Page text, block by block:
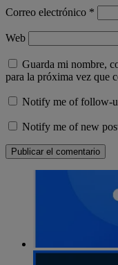
Correo electrónico *
Web
Guarda mi nombre,
para la próxima vez que
Notify me of follow-
Notify me of new